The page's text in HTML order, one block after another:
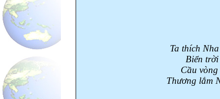
Ta thích
Biển
Cầu
Thương lắm